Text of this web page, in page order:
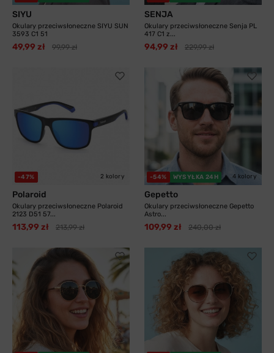
SIYU
Okulary przeciwsłoneczne SIYU SUN
3593 C1 51
49,99 zł 99,99 zł
SENJA
Okulary przeciwsłoneczne Senja PL
417 C1 z...
94,99 zł 229,99 zł
-47% 2 kolory
Polaroid
Okulary przeciwsłoneczne Polaroid
2123 D51 57...
113,99 zł 213,99 zł
-54% WYSYŁKA 24H 4 kolory
Gepetto
Okulary przeciwsłoneczne Gepetto
Astro...
109,99 zł 240,00 zł